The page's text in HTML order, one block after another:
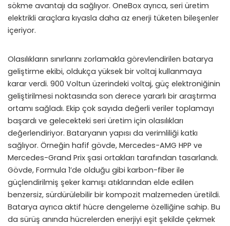
sökme avantajı da sağlıyor. OneBox ayrıca, seri üretim
elektrikli araçlara kıyasla daha az enerji tüketen bileşenler
içeriyor.
Olasılıkların sınırlarını zorlamakla görevlendirilen batarya
geliştirme ekibi, oldukça yüksek bir voltaj kullanmaya
karar verdi. 900 Voltun üzerindeki voltaj, güç elektroniğinin
geliştirilmesi noktasında son derece yararlı bir araştırma
ortamı sağladı. Ekip çok sayıda değerli veriler toplamayı
başardı ve gelecekteki seri üretim için olasılıkları
değerlendiriyor. Bataryanın yapısı da verimliliği katkı
sağlıyor. Örneğin hafif gövde, Mercedes-AMG HPP ve
Mercedes-Grand Prix şasi ortakları tarafından tasarlandı.
Gövde, Formula 1’de olduğu gibi karbon-fiber ile
güçlendirilmiş şeker kamışı atıklarından elde edilen
benzersiz, sürdürülebilir bir kompozit malzemeden üretildi.
Batarya ayrıca aktif hücre dengeleme özelliğine sahip. Bu
da sürüş anında hücrelerden enerjiyi eşit şekilde çekmek